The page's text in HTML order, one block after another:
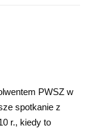
PWSZ w
spotkanie z
r., kiedy to